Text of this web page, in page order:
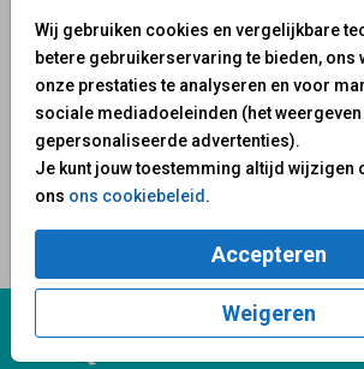
Wij gebruiken cookies en vergelijkbare
betere gebruikerservaring te bieden, ons
onze prestaties te analyseren en voor
sociale mediadoeleinden (het weergeven
gepersonaliseerde advertenties).
Je kunt jouw toestemming altijd wijzigen
ons ons cookiebeleid.
Accepteren
Weigeren
Wij staan voor